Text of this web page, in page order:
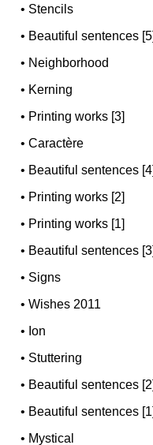
• Stencils
• Beautiful sentences [5]
• Neighborhood
• Kerning
• Printing works [3]
•Caractère
• Beautiful sentences [4]
• Printing works [2]
• Printing works [1]
• Beautiful sentences [3]
• Signs
•Wishes 2011
• Ion
• Stuttering
• Beautiful sentences [2]
• Beautiful sentences [1]
• Mystical